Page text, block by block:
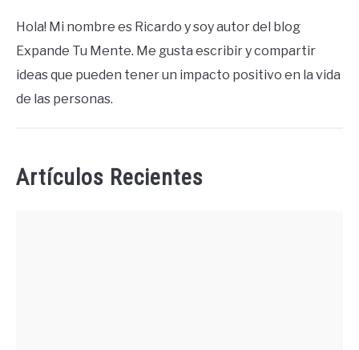
Hola! Mi nombre es Ricardo y soy autor del blog
Expande Tu Mente. Me gusta escribir y compartir
ideas que pueden tener un impacto positivo en la vida
de las personas.
Artículos Recientes